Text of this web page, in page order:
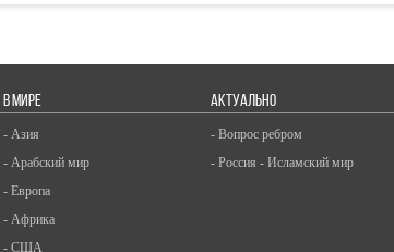
В МИРЕ
- Азия
- Арабский мир
- Европа
- Африка
- США
АКТУАЛЬНО
- Вопрос ребром
- Россия - Исламский мир